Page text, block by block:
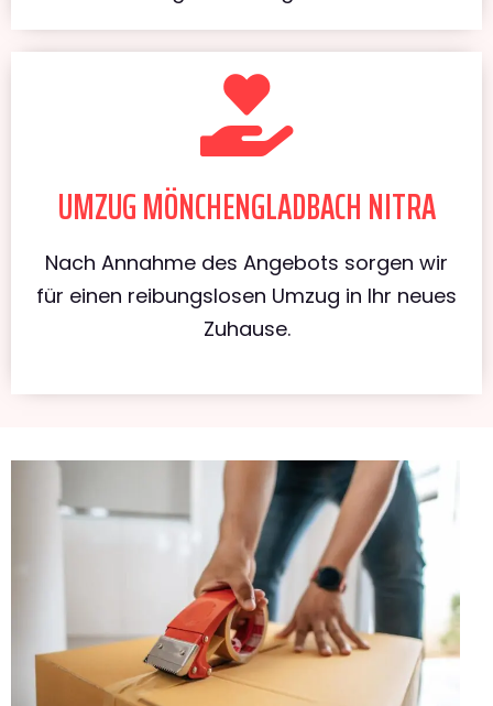
UMZUG MÖNCHENGLADBACH NITRA
Nach Annahme des Angebots sorgen wir
für einen reibungslosen Umzug in Ihr neues
Zuhause.